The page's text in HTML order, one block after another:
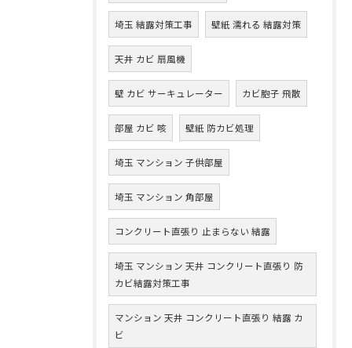
埼玉 結露対策工事 壁紙 濡れる 結露対策
天井 カビ 扇風機
壁 カビ サーキュレーター カビ胞子 飛散
部屋 カビ 咳 壁紙 防カビ処理
埼玉 マンション 子供部屋
埼玉 マンション 角部屋
コンクリート直張り 止まらない 結露
埼玉 マンション 天井 コンクリート直張り 防
カビ結露対策工事
マンション 天井 コンクリート直張り 結露 カ
ビ